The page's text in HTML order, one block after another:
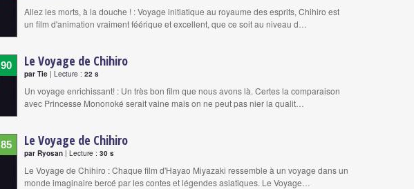
Allez les morts, à la douche ! : Voyage initiatique au royaume des esprits, Chihiro est
un film d'animation vraiment féérique et excellent, que ce soit au niveau d…
90 Le Voyage de Chihiro
par Tie | Lecture : 22 s
Un voyage enrichissant! : Un très bon film que nous avons là. Certes la comparaison
avec Princesse Mononoké serait vaine mais on ne peut pas nier la qualit…
85 Le Voyage de Chihiro
par Ryosan | Lecture : 30 s
Le Voyage de Chihiro : Chaque film d'Hayao Miyazaki ressemble à un voyage dans un
monde imaginaire bercé par les contes et légendes asiatiques. Le Voyage…